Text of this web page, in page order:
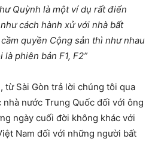
Quỳnh là một ví dụ rất điển
cách hành xử với nhà bất
quyền Cộng sản thì như nhau
phiên bản F1, F2”
từ Sài Gòn trả lời chúng tôi qua
nước Trung Quốc đối với ông
ngày cuối đời không khác với
Nam đối với những người bất